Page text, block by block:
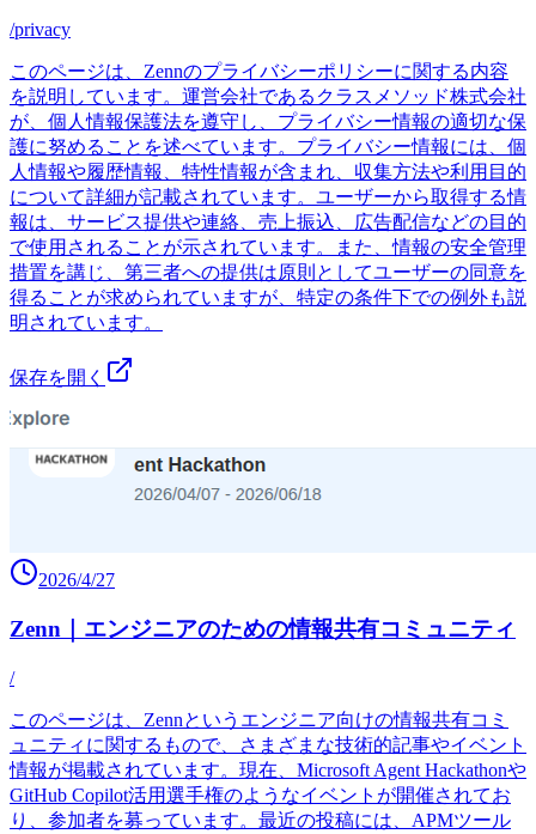
/privacy
このページは、Zennのプライバシーポリシーに関する内容
を説明しています。運営会社であるクラスメソッド株式会社
が、個人情報保護法を遵守し、プライバシー情報の適切な保
護に努めることを述べています。プライバシー情報には、個
人情報や履歴情報、特性情報が含まれ、収集方法や利用目的
について詳細が記載されています。ユーザーから取得する情
報は、サービス提供や連絡、売上振込、広告配信などの目的
で使用されることが示されています。また、情報の安全管理
措置を講じ、第三者への提供は原則としてユーザーの同意を
得ることが求められていますが、特定の条件下での例外も説
明されています。
保存を開く
2026/4/27
Zenn｜エンジニアのための情報共有コミュニティ
/
このページは、Zennというエンジニア向けの情報共有コミ
ュニティに関するもので、さまざまな技術的記事やイベント
情報が掲載されています。現在、Microsoft Agent Hackathonや
GitHub Copilot活用選手権のようなイベントが開催されてお
り、参加者を募っています。最近の投稿には、APMツール